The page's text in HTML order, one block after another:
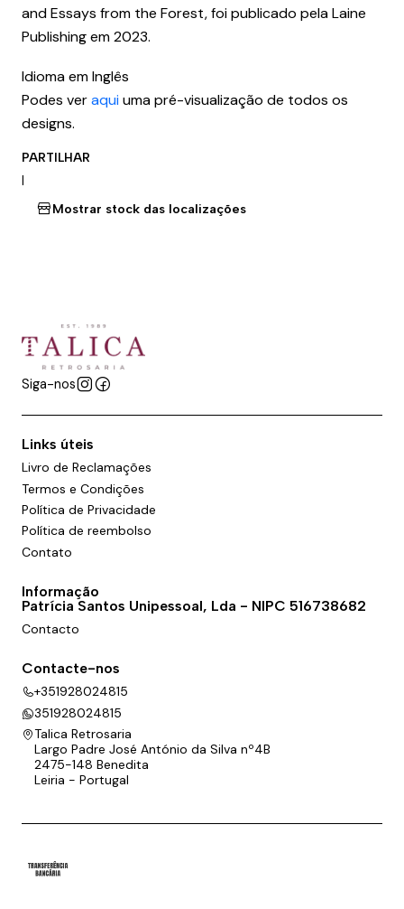
and Essays from the Forest, foi publicado pela Laine
Publishing em 2023.
Idioma em Inglês
Podes veraqui uma pré-visualização de todos os
designs.
PARTILHAR
|
Mostrar stock das localizações
Siga-nos
Links úteis
Livro de Reclamações
Termos e Condições
Política de Privacidade
Política de reembolso
Contato
Informação
Patrícia Santos Unipessoal, Lda - NIPC 516738682
Contacto
Contacte-nos
+351928024815
351928024815
Talica Retrosaria
Largo Padre José António da Silva nº4B
2475-148 Benedita
Leiria - Portugal